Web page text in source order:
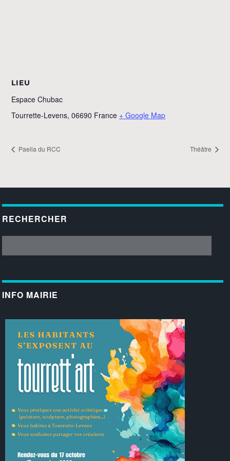
LIEU
Espace Chubac
Tourrette-Levens, 06690 France + Google Map
Paella du RCC Théâtre
RECHERCHER
INFO MAIRIE